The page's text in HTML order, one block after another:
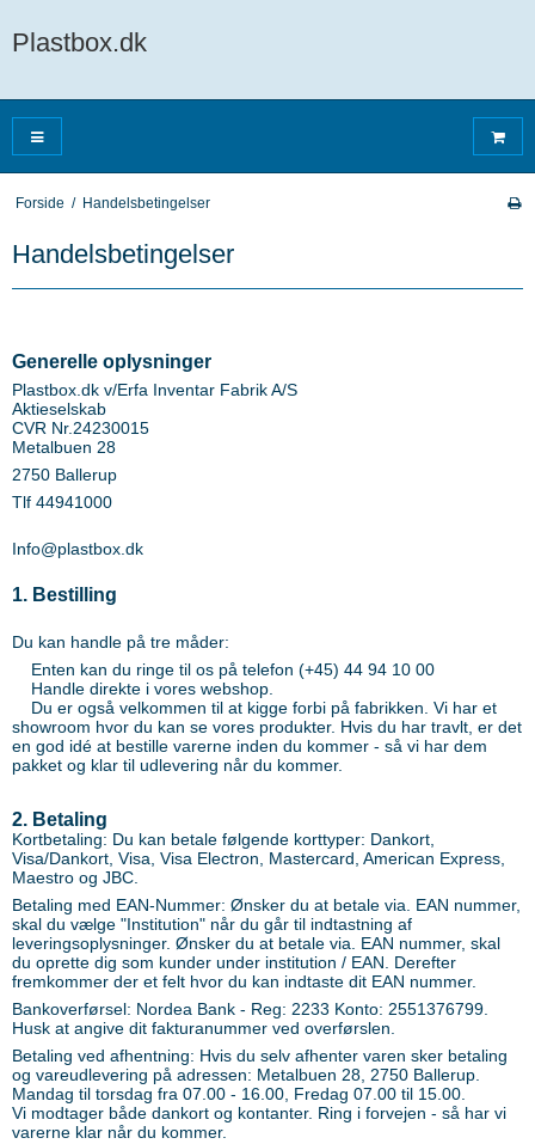
Plastbox.dk
Forside / Handelsbetingelser
Handelsbetingelser
Generelle oplysninger
Plastbox.dk v/Erfa Inventar Fabrik A/S
Aktieselskab
CVR Nr.24230015
Metalbuen 28
2750 Ballerup
Tlf 44941000
Info@plastbox.dk
1. Bestilling
Du kan handle på tre måder:
Enten kan du ringe til os på telefon (+45) 44 94 10 00
Handle direkte i vores webshop.
Du er også velkommen til at kigge forbi på fabrikken. Vi har et
showroom hvor du kan se vores produkter. Hvis du har travlt, er det
en god idé at bestille varerne inden du kommer - så vi har dem
pakket og klar til udlevering når du kommer.
2. Betaling
Kortbetaling: Du kan betale følgende korttyper: Dankort,
Visa/Dankort, Visa, Visa Electron, Mastercard, American Express,
Maestro og JBC.
Betaling med EAN-Nummer: Ønsker du at betale via. EAN nummer,
skal du vælge "Institution" når du går til indtastning af
leveringsoplysninger. Ønsker du at betale via. EAN nummer, skal
du oprette dig som kunder under institution / EAN. Derefter
fremkommer der et felt hvor du kan indtaste dit EAN nummer.
Bankoverførsel: Nordea Bank - Reg: 2233 Konto: 2551376799.
Husk at angive dit fakturanummer ved overførslen.
Betaling ved afhentning: Hvis du selv afhenter varen sker betaling
og vareudlevering på adressen: Metalbuen 28, 2750 Ballerup.
Mandag til torsdag fra 07.00 - 16.00, Fredag 07.00 til 15.00.
Vi modtager både dankort og kontanter. Ring i forvejen - så har vi
varerne klar når du kommer.